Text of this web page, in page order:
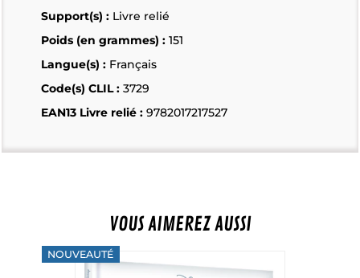
Support(s) : Livre relié
Poids (en grammes) : 151
Langue(s) : Français
Code(s) CLIL : 3729
EAN13 Livre relié : 9782017217527
VOUS AIMEREZ AUSSI
NOUVEAUTÉ